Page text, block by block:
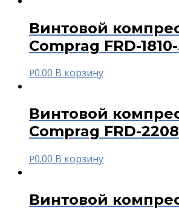
Винтовой
Comprag FRD-
Р0.00 В корзину
Винтовой
Comprag FRD-
Р0.00 В корзину
Винтовой